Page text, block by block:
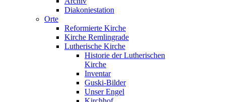
Diakoniestation
Orte
Reformierte Kirche
Kirche Remlingrade
Lutherische Kirche
Historie der Lutherischen
Kirche
Inventar
Guski-Bilder
Unser Engel